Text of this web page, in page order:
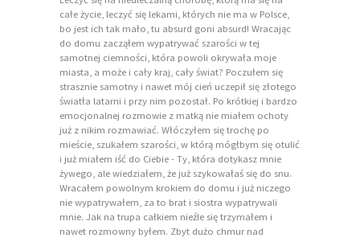
całe życie, leczyć się lekami, których nie ma w Polsce,
bo jest ich tak mało, tu absurd goni absurd! Wracając
do domu zacząłem wypatrywać szarości w tej
samotnej ciemności, która powoli okrywała moje
miasta, a może i cały kraj, cały świat? Poczułem się
strasznie samotny i nawet mój cień uczepił się złotego
światła latarni i przy nim pozostał. Po krótkiej i bardzo
emocjonalnej rozmowie z matką nie miałem ochoty
już z nikim rozmawiać. Włóczyłem się trochę po
mieście, szukałem szarości, w którą mógłbym się otulić
i już miałem iść do Ciebie - Ty, która dotykasz mnie
żywego, ale wiedziałem, że już szykowałaś się do snu.
Wracałem powolnym krokiem do domu i już niczego
nie wypatrywałem, za to brat i siostra wypatrywali
mnie. Jak na trupa całkiem nieźle się trzymałem i
nawet rozmowny byłem. Zbyt dużo chmur nad